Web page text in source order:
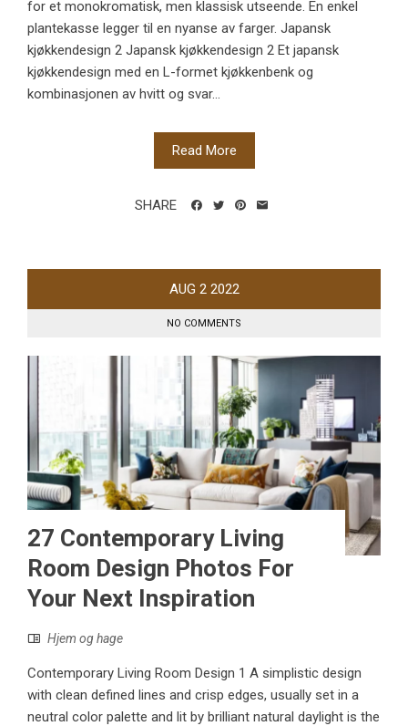
for et monokromatisk, men klassisk utseende. En enkel
plantekasse legger til en nyanse av farger. Japansk
kjøkkendesign 2 Japansk kjøkkendesign 2 Et japansk
kjøkkendesign med en L-formet kjøkkenbenk og
kombinasjonen av hvitt og svar...
Read More
SHARE
AUG 2 2022
NO COMMENTS
27 Contemporary Living
Room Design Photos For
Your Next Inspiration
Hjem og hage
Contemporary Living Room Design 1 A simplistic design
with clean defined lines and crisp edges, usually set in a
neutral color palette and lit by brilliant natural daylight is the